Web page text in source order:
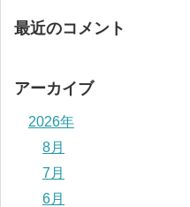
最近のコメント
アーカイブ
2026年
8月
7月
6月